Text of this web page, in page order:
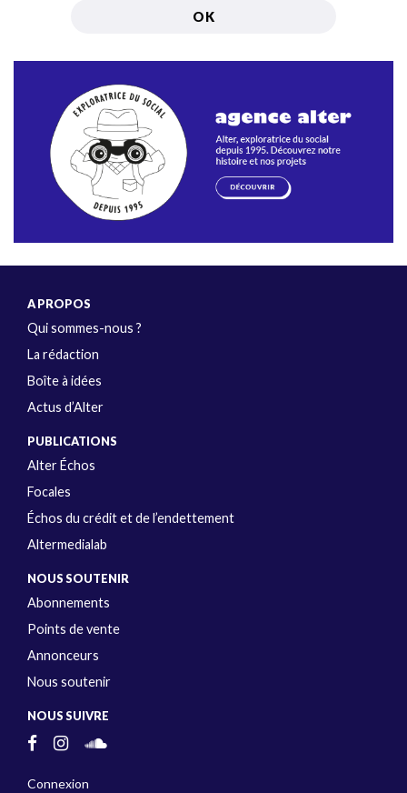
A PROPOS
Qui sommes-nous ?
La rédaction
Boîte à idées
Actus d’Alter
PUBLICATIONS
Alter Échos
Focales
Échos du crédit et de l’endettement
Altermedialab
NOUS SOUTENIR
Abonnements
Points de vente
Annonceurs
Nous soutenir
NOUS SUIVRE
Connexion